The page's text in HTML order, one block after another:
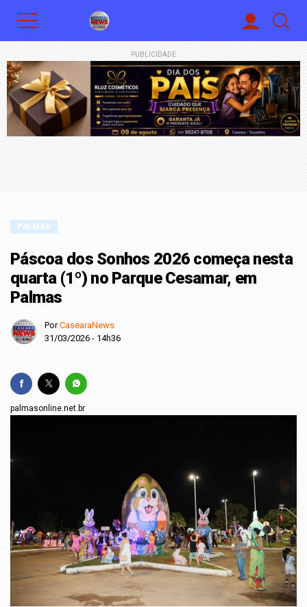
PUBLICIDADE
PALMAS
Páscoa dos Sonhos 2026 começa nesta
quarta (1º) no Parque Cesamar, em
Palmas
PorCasearaNews
31/03/2026 - 14h36
palmasonline.net.br